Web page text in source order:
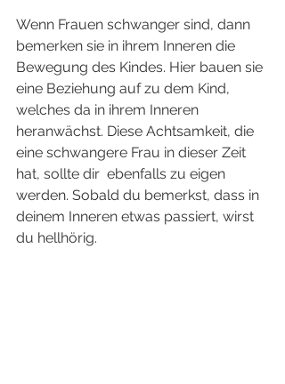
Wenn Frauen schwanger sind, dann
bemerken sie in ihrem Inneren die
Bewegung des Kindes. Hier bauen sie
eine Beziehung auf zu dem Kind,
welches da in ihrem Inneren
heranwächst. Diese Achtsamkeit, die
eine schwangere Frau in dieser Zeit
hat, sollte dir  ebenfalls zu eigen
werden. Sobald du bemerkst, dass in
deinem Inneren etwas passiert, wirst
du hellhörig.